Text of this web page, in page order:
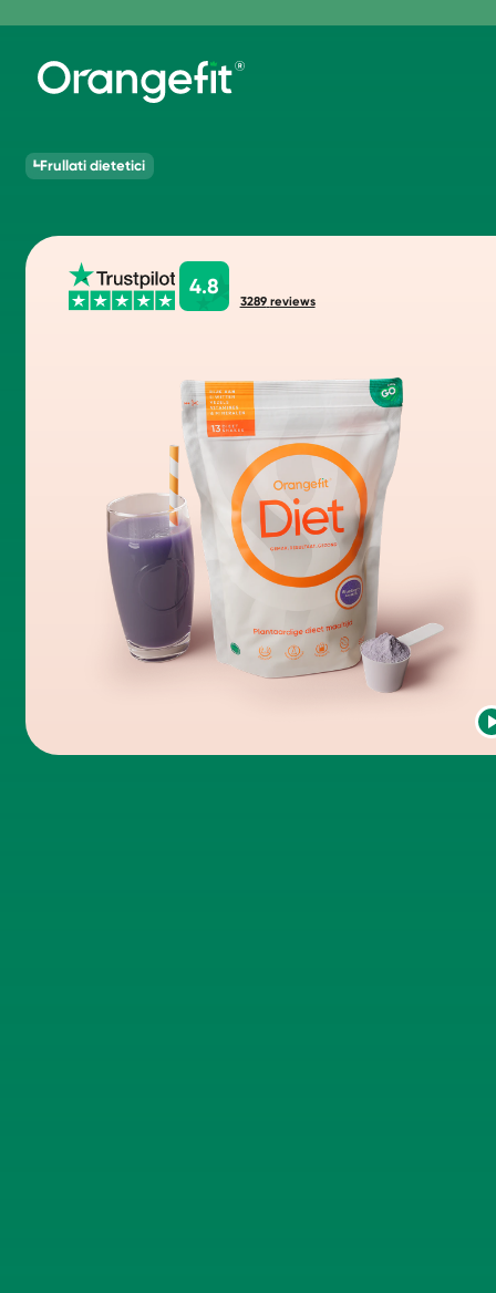
Frullati dietetici
4.8
3289 reviews